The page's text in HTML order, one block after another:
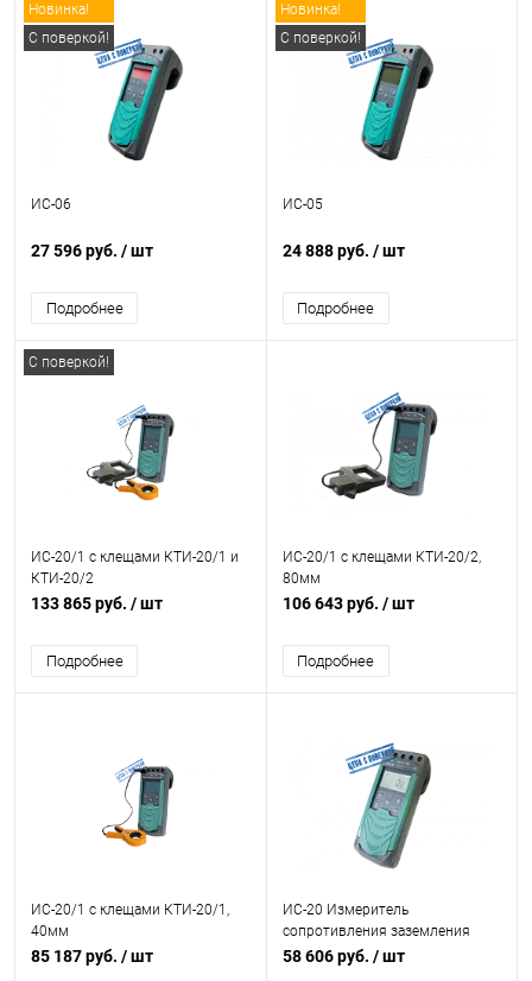
Новинка!
С поверкой!
ИС-06
27 596 руб. / шт
Подробнее
Новинка!
С поверкой!
ИС-05
24 888 руб. / шт
Подробнее
С поверкой!
ИС-20/1 с клещами КТИ-20/1 и
КТИ-20/2
133 865 руб. / шт
Подробнее
ИС-20/1 с клещами КТИ-20/2,
80мм
106 643 руб. / шт
Подробнее
ИС-20/1 с клещами КТИ-20/1,
40мм
85 187 руб. / шт
ИС-20 Измеритель
сопротивления заземления
58 606 руб. / шт